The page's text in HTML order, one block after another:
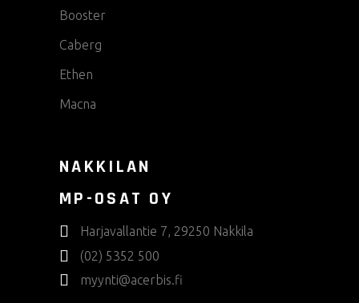
Booster
Caberg
Ethen
Macna
NAKKILAN
MP-OSAT OY
Harjavallantie 7, 29250 Nakkila
(02) 5352 500
myynti@acerbis.fi